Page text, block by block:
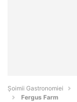
Șoimii Gastronomiei
Fergus Farm